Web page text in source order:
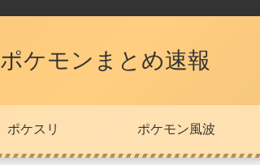
ポケモンまとめ速報
ポケスリ ポケモン風波